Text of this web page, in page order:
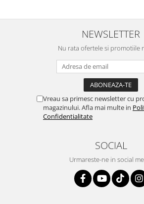
NEWSLETTER
Nu rata ofertele si promotiile
Vreau sa primesc newsletter cu
magazinului. Afla mai multe in
Confidentialitate
SOCIAL
Urmareste-ne in social